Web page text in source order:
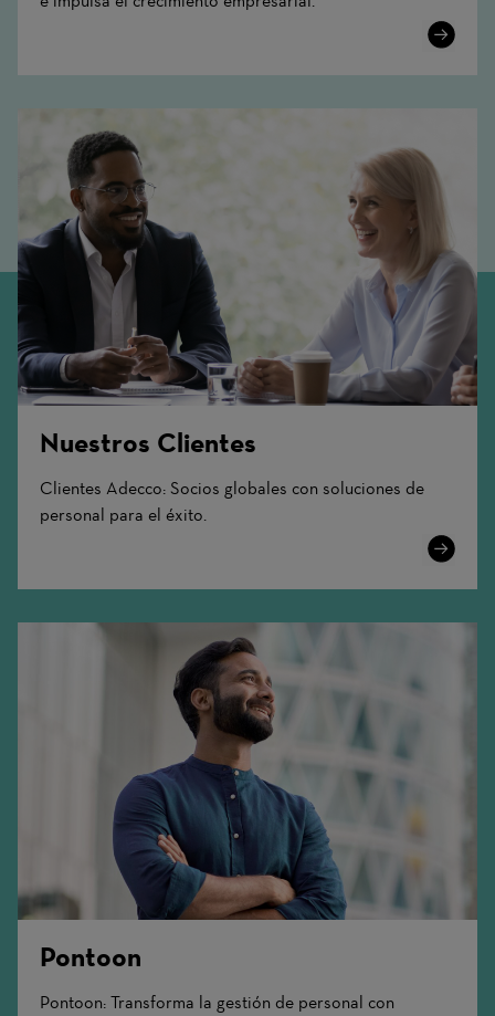
Learn
Nuestros Clientes
Clientes Adecco: Socios globales con soluciones de
personal para el éxito.
Learn
Pontoon
Pontoon: Transforma la gestión de personal con